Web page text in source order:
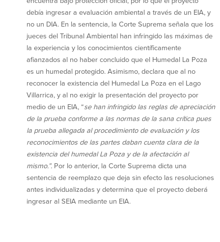
debía ingresar a evaluación ambiental a través de un EIA, y
no un DIA. En la sentencia, la Corte Suprema señala que los
jueces del Tribunal Ambiental han infringido las máximas de
la experiencia y los conocimientos científicamente
afianzados al no haber concluido que el Humedal La Poza
es un humedal protegido. Asimismo, declara que al no
reconocer la existencia del Humedal La Poza en el Lago
Villarrica, y al no exigir la presentación del proyecto por
medio de un EIA, “se han infringido las reglas de apreciación
de la prueba conforme a las normas de la sana crítica pues
la prueba allegada al procedimiento de evaluación y los
reconocimientos de las partes daban cuenta clara de la
existencia del humedal La Poza y de la afectación al
mismo.”. Por lo anterior, la Corte Suprema dicta una
sentencia de reemplazo que deja sin efecto las resoluciones
antes individualizadas y determina que el proyecto deberá
ingresar al SEIA mediante un EIA.